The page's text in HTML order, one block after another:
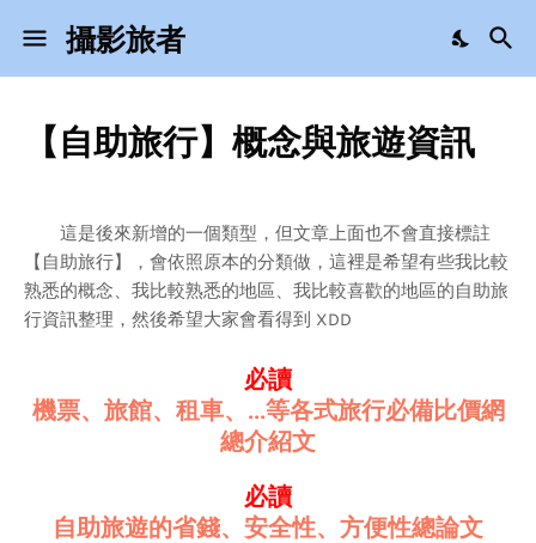
攝影旅者
【自助旅行】概念與旅遊資訊
這是後來新增的一個類型，但文章上面也不會直接標註
【自助旅行】，會依照原本的分類做，這裡是希望有些我比較
熟悉的概念、我比較熟悉的地區、我比較喜歡的地區的自助旅
行資訊整理，然後希望大家會看得到 XDD
必讀
機票、旅館、租車、...等各式旅行必備比價網
總介紹文
必讀
自助旅遊的省錢、安全性、方便性總論文